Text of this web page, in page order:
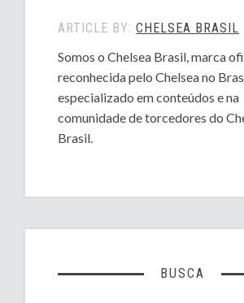
ARTICLE BY:CHELSEA BRASIL
Somos o Chelsea Brasil, marca
reconhecida pelo Chelsea no
especializado em conteúdos e na
comunidade de torcedores do
Brasil.
BUSCA